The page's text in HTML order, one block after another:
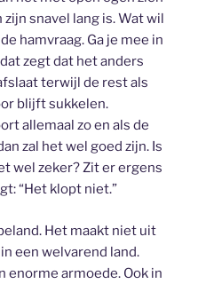
snavel lang is. Wat wil
hamvraag. Ga je mee in
zegt dat het anders
terwijl de rest als
blijft sukkelen.
allemaal zo en als de
zal het wel goed zijn. Is
wel zeker? Zit er ergens
“Het klopt niet.”
Het maakt niet uit
een welvarend land.
enorme armoede. Ook in